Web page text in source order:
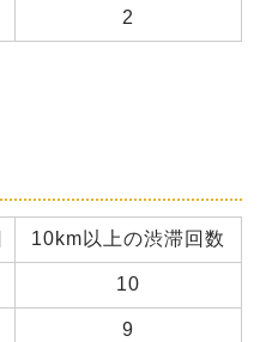
2
10km以上の渋滞回数
10
9